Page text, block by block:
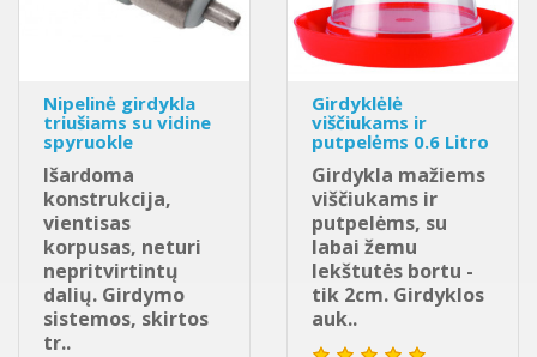
Nipelinė girdykla
triušiams su vidine
spyruokle
Išardoma
konstrukcija,
vientisas
korpusas, neturi
nepritvirtintų
dalių. Girdymo
sistemos, skirtos
tr..
Girdyklėlė
viščiukams ir
putpelėms 0.6 Litro
Girdykla mažiems
viščiukams ir
putpelėms, su
labai žemu
lekštutės bortu -
tik 2cm. Girdyklos
auk..